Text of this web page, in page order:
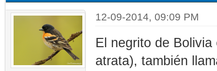
12-09-2014, 09:09 PM
El negrito de
atrata), también